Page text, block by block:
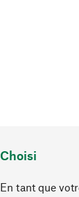
Choisi
En tant que